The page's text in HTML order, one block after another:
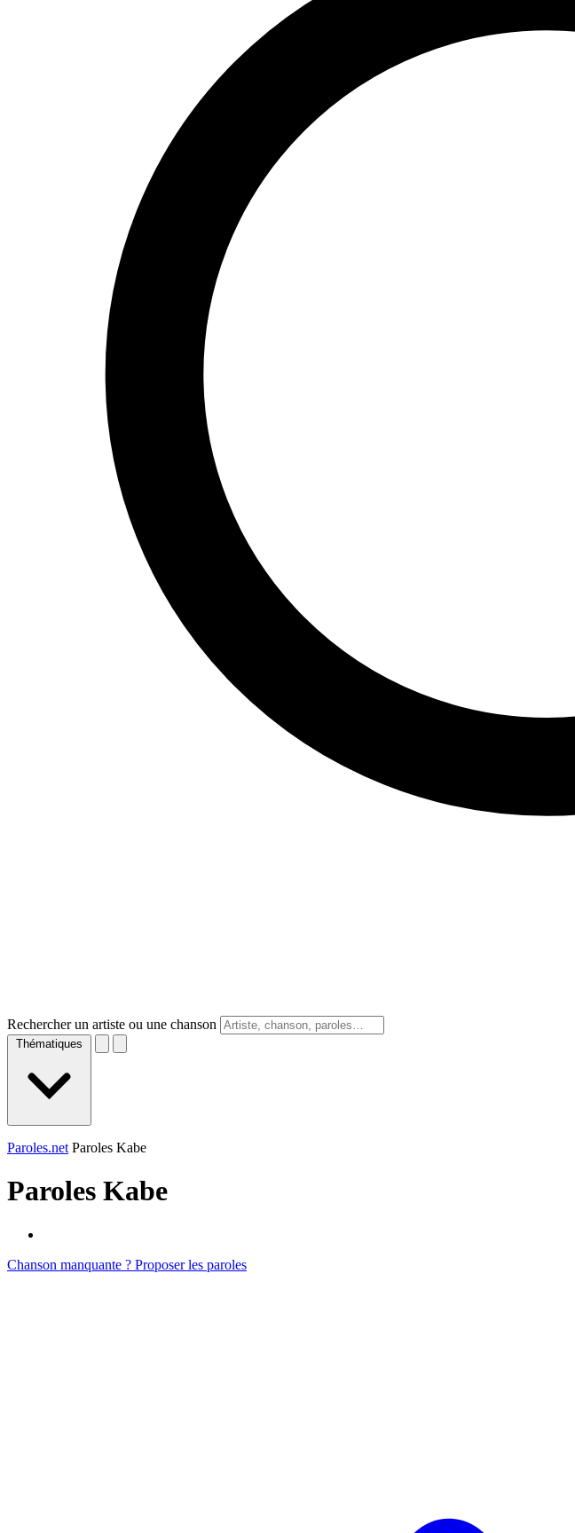
Rechercher un artiste ou une chanson
Thématiques
Paroles.net Paroles Kabe
Paroles Kabe
Chanson manquante ? Proposer les paroles